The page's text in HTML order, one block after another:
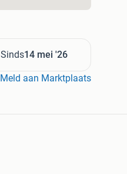
Sinds14 mei '26
Meld aan Marktplaats